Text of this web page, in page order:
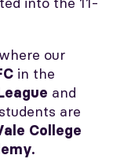
our
in the
and
are
College